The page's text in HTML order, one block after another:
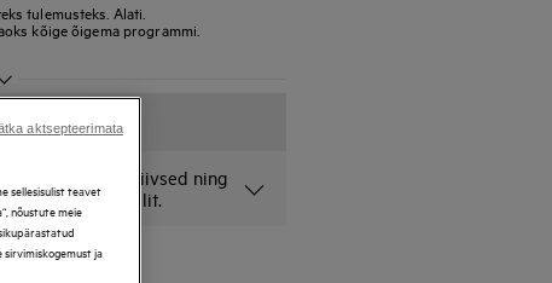
tulemusteks. Alati.
kõige õigema programmi.
on illustratiivsed ning
mudelit.
sellesisulist teavet
nõustute meie
ja
aktsepteerimata